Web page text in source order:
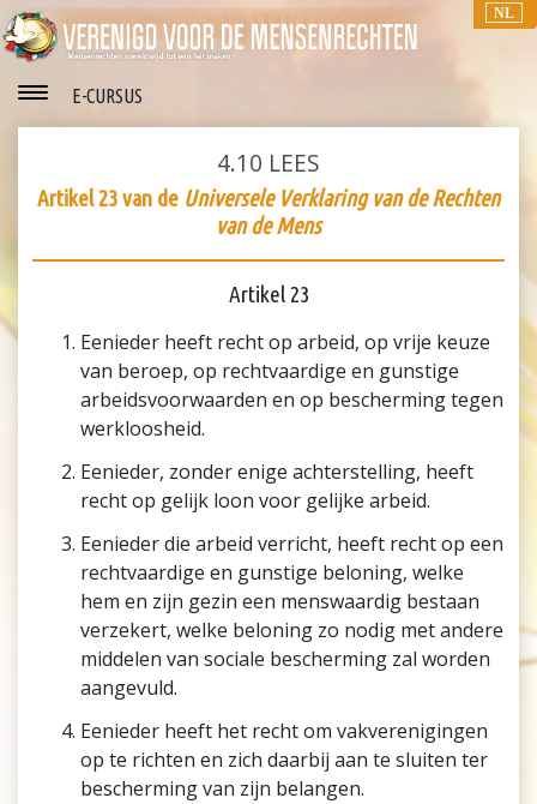
NL
E-CURSUS
4.10 LEES
Artikel 23 van de Universele Verklaring van de Rechten
van de Mens
Artikel 23
Eenieder heeft recht op arbeid, op vrije keuze
van beroep, op rechtvaardige en gunstige
arbeidsvoorwaarden en op bescherming tegen
werkloosheid.
Eenieder, zonder enige achterstelling, heeft
recht op gelijk loon voor gelijke arbeid.
Eenieder die arbeid verricht, heeft recht op een
rechtvaardige en gunstige beloning, welke
hem en zijn gezin een menswaardig bestaan
verzekert, welke beloning zo nodig met andere
middelen van sociale bescherming zal worden
aangevuld.
Eenieder heeft het recht om vakverenigingen
op te richten en zich daarbij aan te sluiten ter
bescherming van zijn belangen.